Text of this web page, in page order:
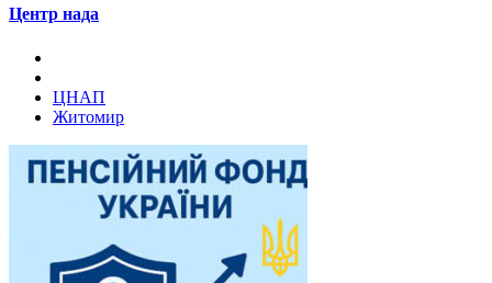
Центр нада
ЦНАП
Житомир